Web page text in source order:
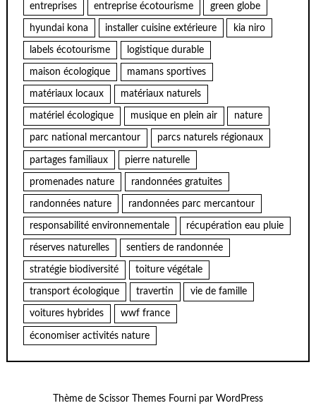
entreprises entreprise écotourisme green globe
hyundai kona installer cuisine extérieure kia niro
labels écotourisme logistique durable
maison écologique mamans sportives
matériaux locaux matériaux naturels
matériel écologique musique en plein air nature
parc national mercantour parcs naturels régionaux
partages familiaux pierre naturelle
promenades nature randonnées gratuites
randonnées nature randonnées parc mercantour
responsabilité environnementale récupération eau pluie
réserves naturelles sentiers de randonnée
stratégie biodiversité toiture végétale
transport écologique travertin vie de famille
voitures hybrides wwf france
économiser activités nature
Thème de Scissor Themes Fourni par WordPress